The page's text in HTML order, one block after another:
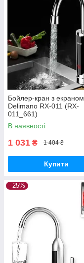
Бойлер-кран з екраном
Delimano RX-011 (RX-
011_661)
В наявності
1 031 ₴ 1 404 ₴
Купити
–25%